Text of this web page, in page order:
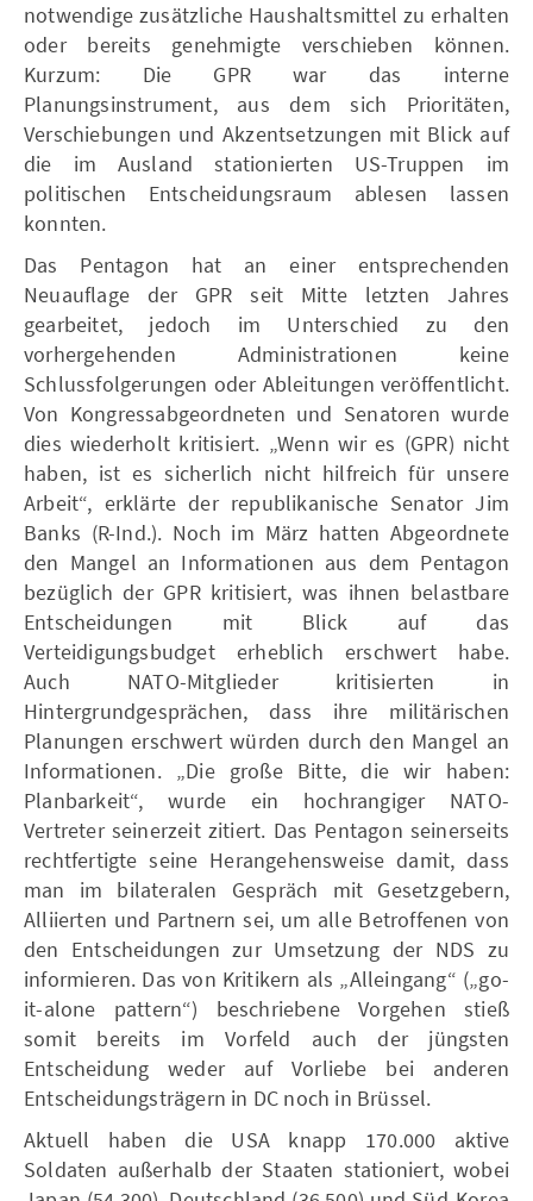
notwendige zusätzliche Haushaltsmittel zu erhalten
oder bereits genehmigte verschieben können.
Kurzum: Die GPR war das interne
Planungsinstrument, aus dem sich Prioritäten,
Verschiebungen und Akzentsetzungen mit Blick auf
die im Ausland stationierten US-Truppen im
politischen Entscheidungsraum ablesen lassen
konnten.
Das Pentagon hat an einer entsprechenden
Neuauflage der GPR seit Mitte letzten Jahres
gearbeitet, jedoch im Unterschied zu den
vorhergehenden Administrationen keine
Schlussfolgerungen oder Ableitungen veröffentlicht.
Von Kongressabgeordneten und Senatoren wurde
dies wiederholt kritisiert. „Wenn wir es (GPR) nicht
haben, ist es sicherlich nicht hilfreich für unsere
Arbeit“, erklärte der republikanische Senator Jim
Banks (R-Ind.). Noch im März hatten Abgeordnete
den Mangel an Informationen aus dem Pentagon
bezüglich der GPR kritisiert, was ihnen belastbare
Entscheidungen mit Blick auf das
Verteidigungsbudget erheblich erschwert habe.
Auch NATO-Mitglieder kritisierten in
Hintergrundgesprächen, dass ihre militärischen
Planungen erschwert würden durch den Mangel an
Informationen. „Die große Bitte, die wir haben:
Planbarkeit“, wurde ein hochrangiger NATO-
Vertreter seinerzeit zitiert. Das Pentagon seinerseits
rechtfertigte seine Herangehensweise damit, dass
man im bilateralen Gespräch mit Gesetzgebern,
Alliierten und Partnern sei, um alle Betroffenen von
den Entscheidungen zur Umsetzung der NDS zu
informieren. Das von Kritikern als „Alleingang“ („go-
it-alone pattern“) beschriebene Vorgehen stieß
somit bereits im Vorfeld auch der jüngsten
Entscheidung weder auf Vorliebe bei anderen
Entscheidungsträgern in DC noch in Brüssel.
Aktuell haben die USA knapp 170.000 aktive
Soldaten außerhalb der Staaten stationiert, wobei